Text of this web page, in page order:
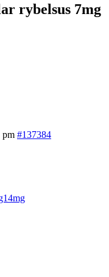
rybelsus 7mg
pm #137384